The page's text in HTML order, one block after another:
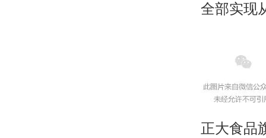
全部实现
正大食品